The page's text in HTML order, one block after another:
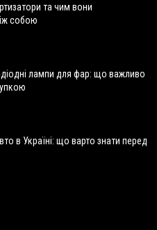
та чим вони
собою
лампи для фар: що важливо
в Україні: що варто знати перед